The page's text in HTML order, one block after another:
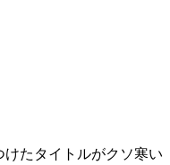
たタイトルがクソ寒い